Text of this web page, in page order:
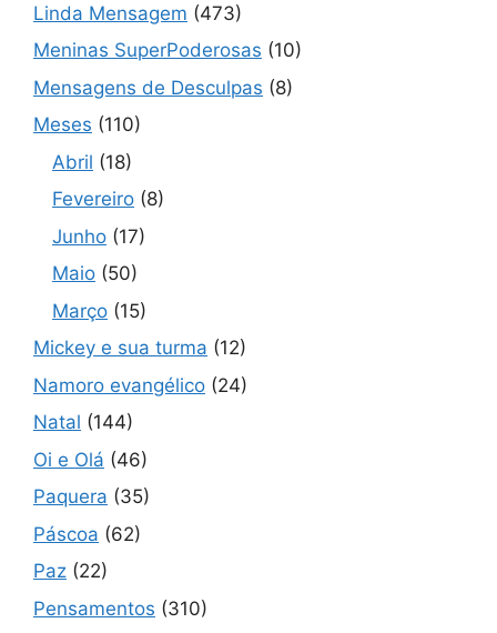
Linda Mensagem (473)
Meninas SuperPoderosas (10)
Mensagens de Desculpas (8)
Meses (110)
Abril (18)
Fevereiro (8)
Junho (17)
Maio (50)
Março (15)
Mickey e sua turma (12)
Namoro evangélico (24)
Natal (144)
Oi e Olá (46)
Paquera (35)
Páscoa (62)
Paz (22)
Pensamentos (310)